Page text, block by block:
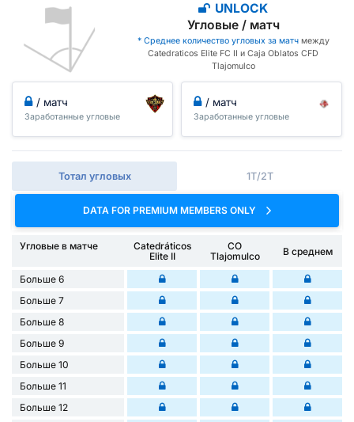
UNLOCK
Угловые / матч
* Среднее количество угловых за матч между
Catedraticos Elite FC II и Caja Oblatos CFD
Tlajomulco
/ матч
Заработанные угловые
/ матч
Заработанные угловые
Тотал угловых 1Т/2Т
DATA FOR PREMIUM MEMBERS ONLY
Угловые в матче
Catedráticos
Elite II
CO
Tlajomulco
В среднем
Больше 6
Больше 7
Больше 8
Больше 9
Больше 10
Больше 11
Больше 12